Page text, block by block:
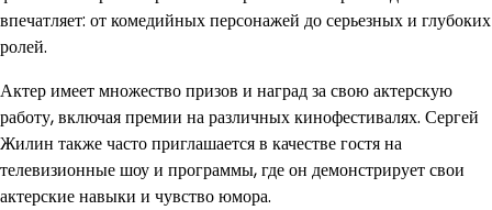
впечатляет: от комедийных персонажей до серьезных и глубоких
ролей.
Актер имеет множество призов и наград за свою актерскую
работу, включая премии на различных кинофестивалях. Сергей
Жилин также часто приглашается в качестве гостя на
телевизионные шоу и программы, где он демонстрирует свои
актерские навыки и чувство юмора.